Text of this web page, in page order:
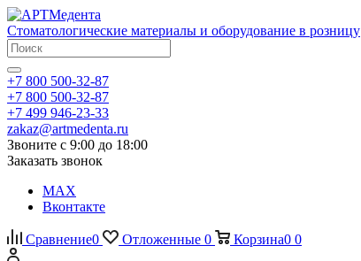
Стоматологические материалы и оборудование в розницу
+7 800 500-32-87
+7 800 500-32-87
+7 499 946-23-33
zakaz@artmedenta.ru
Звоните с 9:00 до 18:00
Заказать звонок
MAX
Вконтакте
Сравнение0 Отложенные 0 Корзина0 0